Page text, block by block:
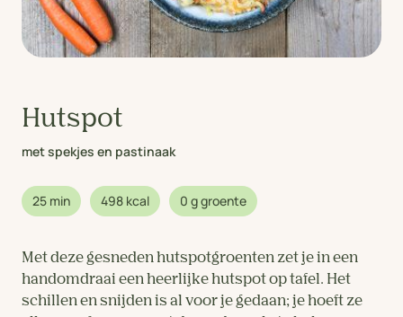
Hutspot
met spekjes en pastinaak
25 min 498 kcal 0 g groente
Met deze gesneden hutspotgroenten zet je in een
handomdraai een heerlijke hutspot op tafel. Het
schillen en snijden is al voor je gedaan; je hoeft ze